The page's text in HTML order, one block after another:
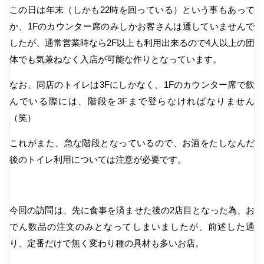
この日は年末（しかも22時を回っている）という事もあって
か、1Fのカウンター席のみしかお客さんは通していませんで
したが、通常営業時なら2F以上も利用出来るので4人以上の団
体でも気兼ねなく入店が可能な作りとなっています。
なお、同店のトイレは3Fにしかなく、1Fのカウンター席で飲
んでいる際には、階段を3Fまで登らなければなりません
（笑）
これがまた、急な階段となっているので、お酒をたしなんだ
後のトイレ利用については注意が必要です。
今回の訪問は、先に食事を済ませた後の2店目となった為、お
でん数品の注文のみとなってしまいましたが、前述した通
り、定番だけで無く変わり種の具材も多いお店。